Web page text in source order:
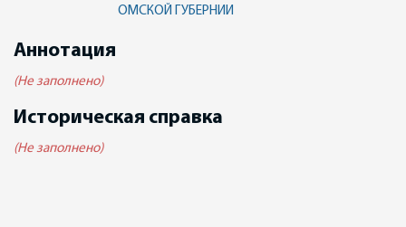
ОМСКОЙ ГУБЕРНИИ
Аннотация
(Не заполнено)
Историческая справка
(Не заполнено)